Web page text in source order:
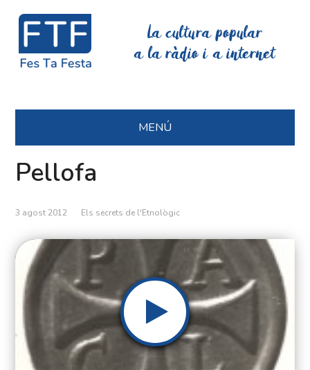
La cultura popular
a la ràdio i a internet
MENÚ
Pellofa
3 agost 2012 Els secrets de l'Etnològic